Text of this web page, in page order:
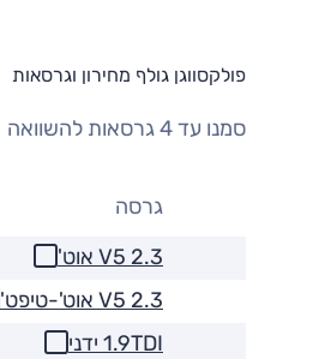
פולקסווגן גולף מחירון וגרסאות
סמנו עד 4 גרסאות להשוואה
גרסה
2.3 V5 אוט'
2.3 V5 אוט'-טיפט'
1.9TDI ידני